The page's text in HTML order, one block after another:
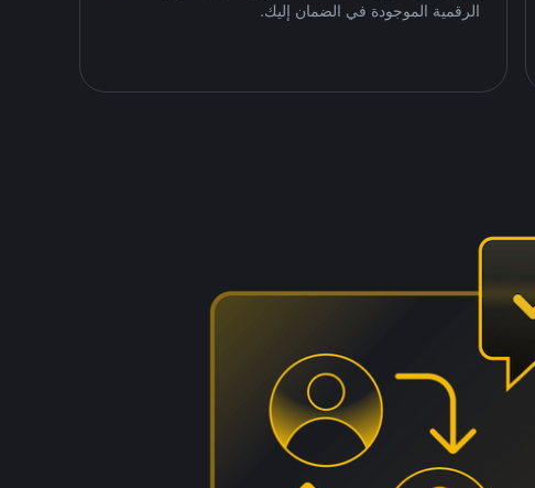
الرقمية الموجودة في الضمان إليك.